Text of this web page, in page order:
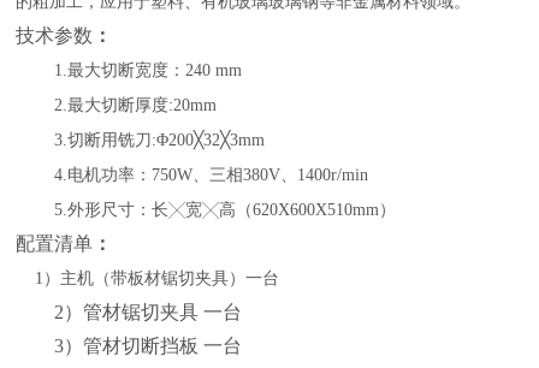
技术参数 ：
1.最大切断宽度：240 mm
2.最大切断厚度:20mm
3.切断用铣刀:Φ200╳32╳3mm
4.电机功率：750W、三相380V、1400r/min
5.外形尺寸：长╳宽╳高（620X600X510mm）
配置清单 ：
1）主机（带板材锯切夹具）一台
2）管材锯切夹具 一台
3）管材切断挡板 一台